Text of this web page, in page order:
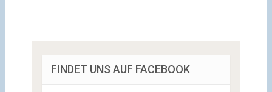
FINDET UNS AUF FACEBOOK